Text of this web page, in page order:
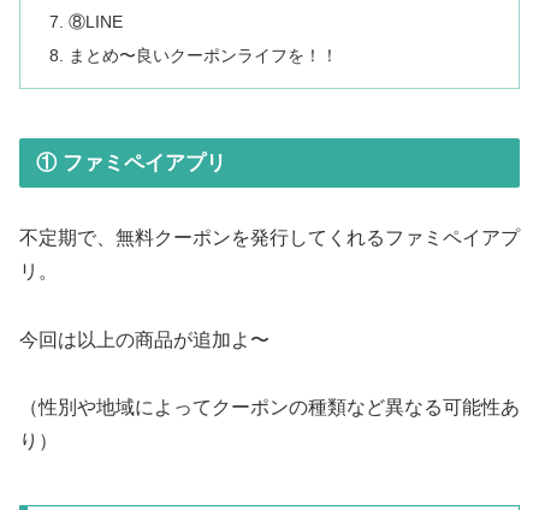
⑧LINE
まとめ〜良いクーポンライフを！！
① ファミペイアプリ
不定期で、無料クーポンを発行してくれるファミペイアプ
リ。
今回は以上の商品が追加よ〜
（性別や地域によってクーポンの種類など異なる可能性あ
り）